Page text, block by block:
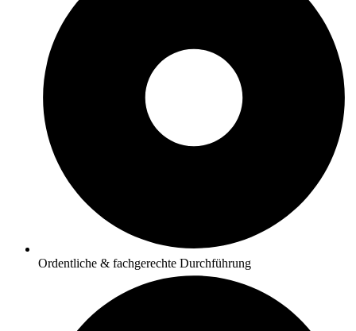
Ordentliche & fachgerechte Durchführung